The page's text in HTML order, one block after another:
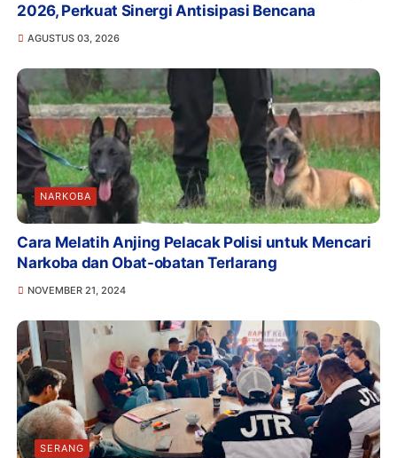
2026, Perkuat Sinergi Antisipasi Bencana
AGUSTUS 03, 2026
NARKOBA
Cara Melatih Anjing Pelacak Polisi untuk Mencari
Narkoba dan Obat-obatan Terlarang
NOVEMBER 21, 2024
SERANG